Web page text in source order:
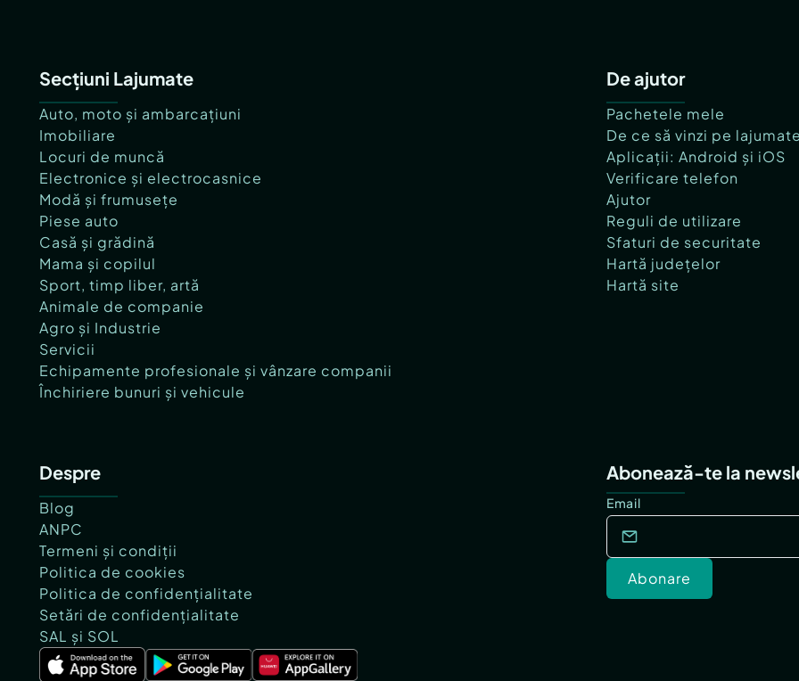
Secțiuni Lajumate
Auto, moto și ambarcațiuni
Imobiliare
Locuri de muncă
Electronice și electrocasnice
Modă și frumusețe
Piese auto
Casă și grădină
Mama și copilul
Sport, timp liber, artă
Animale de companie
Agro și Industrie
Servicii
Echipamente profesionale și vânzare companii
Închiriere bunuri și vehicule
De ajutor
Pachetele mele
De ce să vinzi pe
Aplicații: Android și iOS
Verificare telefon
Ajutor
Reguli de utilizare
Sfaturi de securitate
Hartă județelor
Hartă site
Despre
Blog
ANPC
Termeni și condiții
Politica de cookies
Politica de confidențialitate
Setări de confidențialitate
SAL și SOL
Abonează-te la
Email
Abonare